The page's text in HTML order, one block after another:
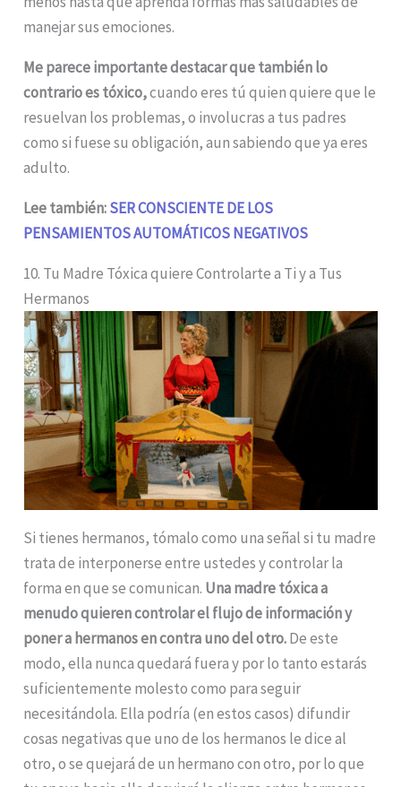
manejar sus emociones.
Me parece importante destacar que también lo
contrario es tóxico,cuando eres tú quien quiere que le
resuelvan los problemas, o involucras a tus padres
como si fuese su obligación, aun sabiendo que ya eres
adulto.
Lee también:SER CONSCIENTE DE LOS
PENSAMIENTOS AUTOMÁTICOS NEGATIVOS
10. Tu Madre Tóxica quiere Controlarte a Ti y a Tus
Hermanos
Si tienes hermanos, tómalo como una señal si tu madre
trata de interponerse entre ustedes y controlar la
forma en que se comunican. Una madre tóxica a
menudo quieren controlar el flujo de información y
poner a hermanos en contra uno del otro.De este
modo, ella nunca quedará fuera y por lo tanto estarás
suficientemente molesto como para seguir
necesitándola. Ella podría (en estos casos) difundir
cosas negativas que uno de los hermanos le dice al
otro, o se quejará de un hermano con otro, por lo que